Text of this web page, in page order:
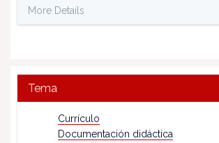
More Details
Tema
Currículo
Documentación didáctica